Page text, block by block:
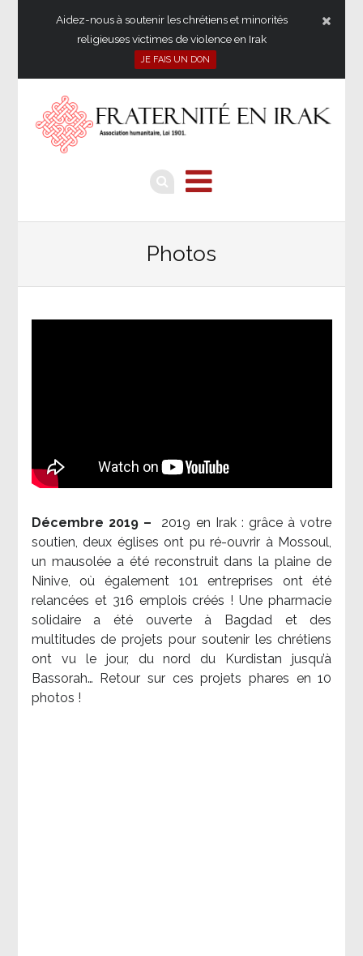
Aidez-nous à soutenir les chrétiens et minorités
religieuses victimes de violence en Irak
JE FAIS UN DON
Photos
Décembre 2019 – 2019 en Irak : grâce à votre
soutien, deux églises ont pu ré-ouvrir à Mossoul,
un mausolée a été reconstruit dans la plaine de
Ninive, où également 101 entreprises ont été
relancées et 316 emplois créés ! Une pharmacie
solidaire a été ouverte à Bagdad et des
multitudes de projets pour soutenir les chrétiens
ont vu le jour, du nord du Kurdistan jusqu’à
Bassorah… Retour sur ces projets phares en 10
photos !